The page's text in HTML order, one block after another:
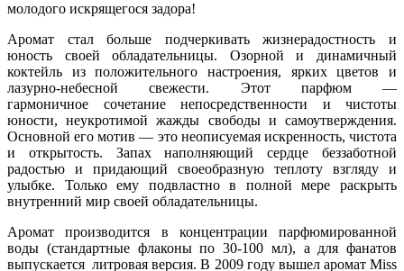
молодого искрящегося задора!
Аромат стал больше подчеркивать жизнерадостность и
юность своей обладательницы. Озорной и динамичный
коктейль из положительного настроения, ярких цветов и
лазурно-небесной свежести. Этот парфюм —
гармоничное сочетание непосредственности и чистоты
юности, неукротимой жажды свободы и самоутверждения.
Основной его мотив — это неописуемая искренность, чистота
и открытость. Запах наполняющий сердце беззаботной
радостью и придающий своеобразную теплоту взгляду и
улыбке. Только ему подвластно в полной мере раскрыть
внутренний мир своей обладательницы.
Аромат производится в концентрации парфюмированной
воды (стандартные флаконы по 30-100 мл), а для фанатов
выпускается литровая версия. В 2009 году вышел аромат Miss